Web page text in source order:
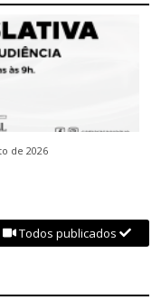
de 2026
Todos publicados